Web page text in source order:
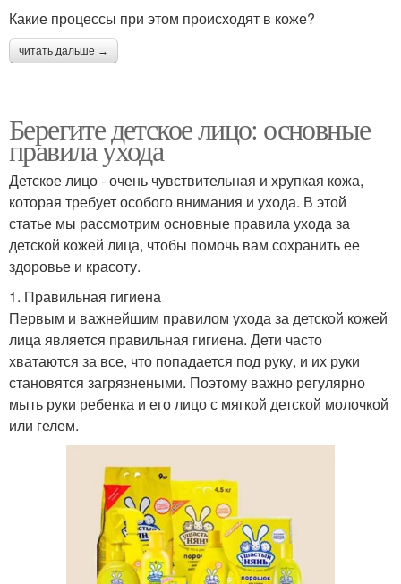
Какие процессы при этом происходят в коже?
читать дальше →
Берегите детское лицо: основные
правила ухода
Детское лицо - очень чувствительная и хрупкая кожа,
которая требует особого внимания и ухода. В этой
статье мы рассмотрим основные правила ухода за
детской кожей лица, чтобы помочь вам сохранить ее
здоровье и красоту.
1. Правильная гигиена
Первым и важнейшим правилом ухода за детской кожей
лица является правильная гигиена. Дети часто
хватаются за все, что попадается под руку, и их руки
становятся загрязнеными. Поэтому важно регулярно
мыть руки ребенка и его лицо с мягкой детской молочкой
или гелем.